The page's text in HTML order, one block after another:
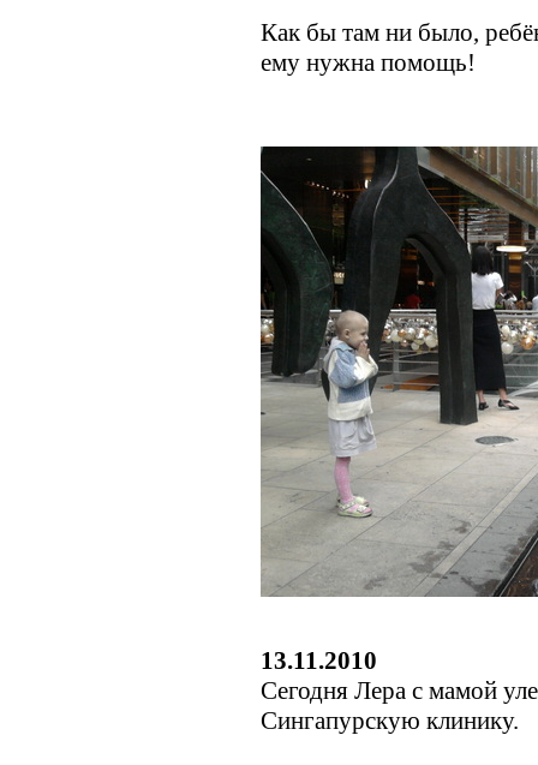
Как бы там ни было,
ему нужна помощь!
13.11.2010
Сегодня Лера с мамой
Сингапурскую клинику.